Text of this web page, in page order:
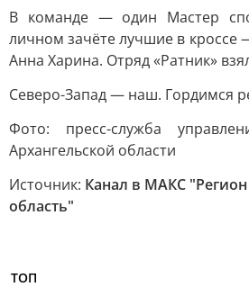
В команде — один Мастер
личном зачёте лучшие в кроссе
Анна Харина. Отряд «Ратник»
Северо-Запад — наш. Гордимся
Фото: пресс-служба
Архангельской области
Источник: Канал в МАКС
область"
ТОП